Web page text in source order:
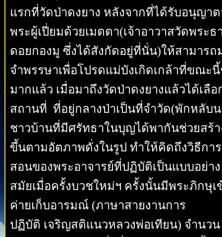
แรกที่วัดป่าดงยาง หลังจากที่ได้รับอนุญา
พระผู้เปี่ยมด้วยเมตตา(เจ้าอาวาสวัดพระธ
ดอยกองมู ซึ่งได้สังกัดอยู่ที่นั่น)ให้สามารถ
จำพรรษาเพื่อโปรดแม่บังเกิดเกล้าที่ขณะ
มากแล้ว เมื่อมาถึงวัดป่าดงยางแล้วได้เลือ
สถานที่ ที่อยู่กลางป่าเป็นที่จำวัด(พักหลับ
ชาวบ้านที่มีศรัทธาในบุญได้พากันช่วยสร้
ขึ้นตามอัตภาพดั่งในรูป ทำให้คิดถึงวิธีการ
สอนของพระอาจารย์ที่ปฏิบัติเป็นแบบอย่า
สมัยเมื่อครั้งบวชใหม่ฯ ครั้งนั้นมีพระภิกษุเ
ค่ายเก็บอารมณ์ (ภาษาสายงานการ
ปฏิบัติ เจริญสติแนวหลวงพ่อเทียน) จำนวน